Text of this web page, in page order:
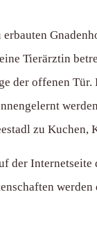
Tierärztin
offenen
zu Kuchen,
der